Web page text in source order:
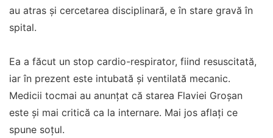
au atras și cercetarea disciplinară, e în stare gravă în
spital.
Ea a făcut un stop cardio-respirator, fiind resuscitată,
iar în prezent este intubată şi ventilată mecanic.
Medicii tocmai au anunțat că starea Flaviei Groșan
este și mai critică ca la internare. Mai jos aflați ce
spune soțul.